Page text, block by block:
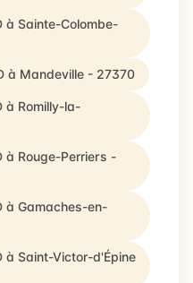
à Sainte-Colombe-
à Mandeville - 27370
à Romilly-la-
à Rouge-Perriers -
à Gamaches-en-
à Saint-Victor-d'Épine